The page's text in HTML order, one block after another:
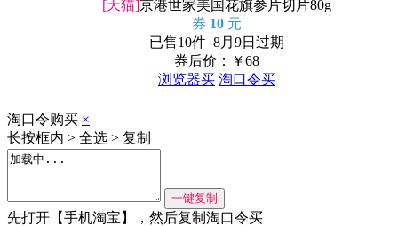
[天猫]京港世家美国花旗参片切片80g
券 10 元
已售10件 8月9日过期
券后价：￥68
浏览器买 淘口令买
淘口令购买 ×
长按框内 > 全选 > 复制
先打开【手机淘宝】，然后复制淘口令买